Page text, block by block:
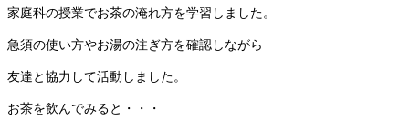
家庭科の授業でお茶の淹れ方を学習しました。
急須の使い方やお湯の注ぎ方を確認しながら
友達と協力して活動しました。
お茶を飲んでみると・・・